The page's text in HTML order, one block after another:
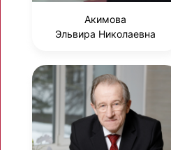
Акимова
Эльвира Николаевна